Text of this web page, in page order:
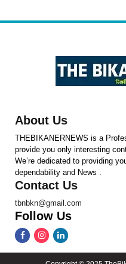
About Us
THEBIKANERNEWS is a
provide you only interesting
We’re dedicated to providing
dependability and News .
Contact Us
tbnbkn@gmail.com
Follow Us